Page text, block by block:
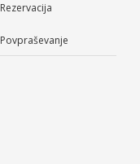
Rezervacija
Povpraševanje